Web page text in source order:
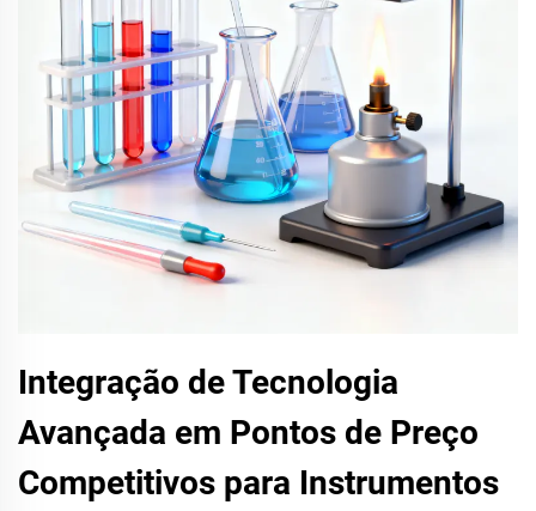
Integração de Tecnologia
Avançada em Pontos de Preço
Competitivos para Instrumentos